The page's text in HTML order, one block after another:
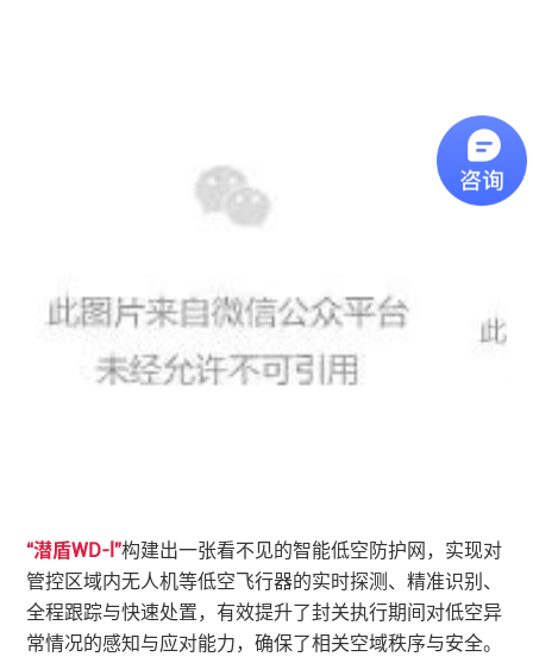
“潜盾WD-l”构建出一张看不见的智能低空防护网，实现对
管控区域内无人机等低空飞行器的实时探测、精准识别、
全程跟踪与快速处置，有效提升了封关执行期间对低空异
常情况的感知与应对能力，确保了相关空域秩序与安全。